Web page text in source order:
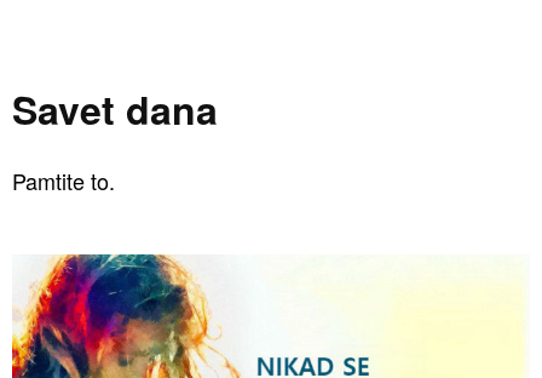
Savet dana
Pamtite to.